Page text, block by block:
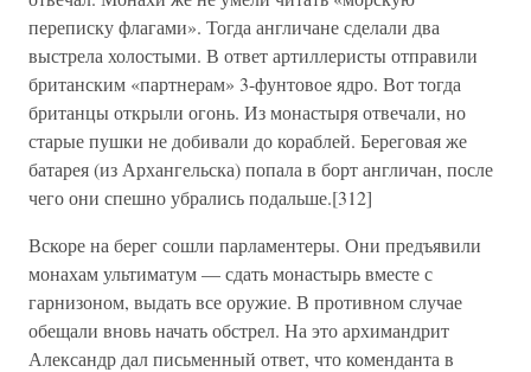
переписку флагами». Тогда англичане сделали два
выстрела холостыми. В ответ артиллеристы отправили
британским «партнерам» 3-фунтовое ядро. Вот тогда
британцы открыли огонь. Из монастыря отвечали, но
старые пушки не добивали до кораблей. Береговая же
батарея (из Архангельска) попала в борт англичан, после
чего они спешно убрались подальше.[312]
Вскоре на берег сошли парламентеры. Они предъявили
монахам ультиматум — сдать монастырь вместе с
гарнизоном, выдать все оружие. В противном случае
обещали вновь начать обстрел. На это архимандрит
Александр дал письменный ответ, что коменданта в